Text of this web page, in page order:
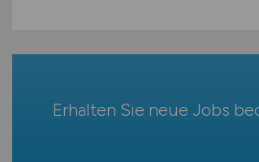
Erhalten Sie neue Jobs